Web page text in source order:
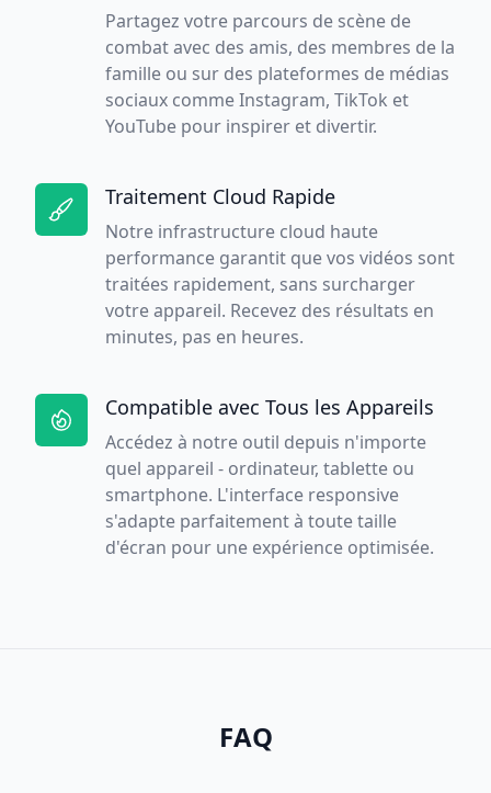
Partagez votre parcours de scène de
combat avec des amis, des membres de la
famille ou sur des plateformes de médias
sociaux comme Instagram, TikTok et
YouTube pour inspirer et divertir.
Traitement Cloud Rapide
Notre infrastructure cloud haute
performance garantit que vos vidéos sont
traitées rapidement, sans surcharger
votre appareil. Recevez des résultats en
minutes, pas en heures.
Compatible avec Tous les Appareils
Accédez à notre outil depuis n'importe
quel appareil - ordinateur, tablette ou
smartphone. L'interface responsive
s'adapte parfaitement à toute taille
d'écran pour une expérience optimisée.
FAQ